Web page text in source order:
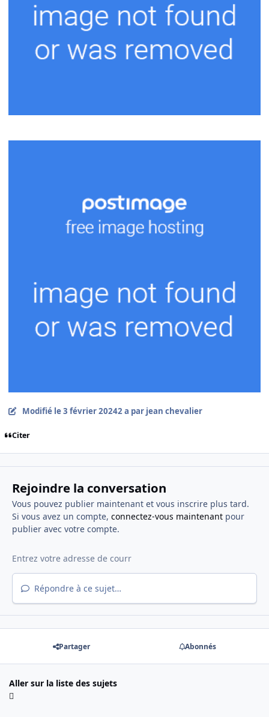
Modifié le 3 février 20242 a par jean chevalier
Citer
Rejoindre la conversation
Vous pouvez publier maintenant et vous inscrire plus tard.
Si vous avez un compte, connectez-vous maintenantpour
publier avec votre compte.
Répondre à ce sujet…
Partager Abonnés
Aller sur la liste des sujets